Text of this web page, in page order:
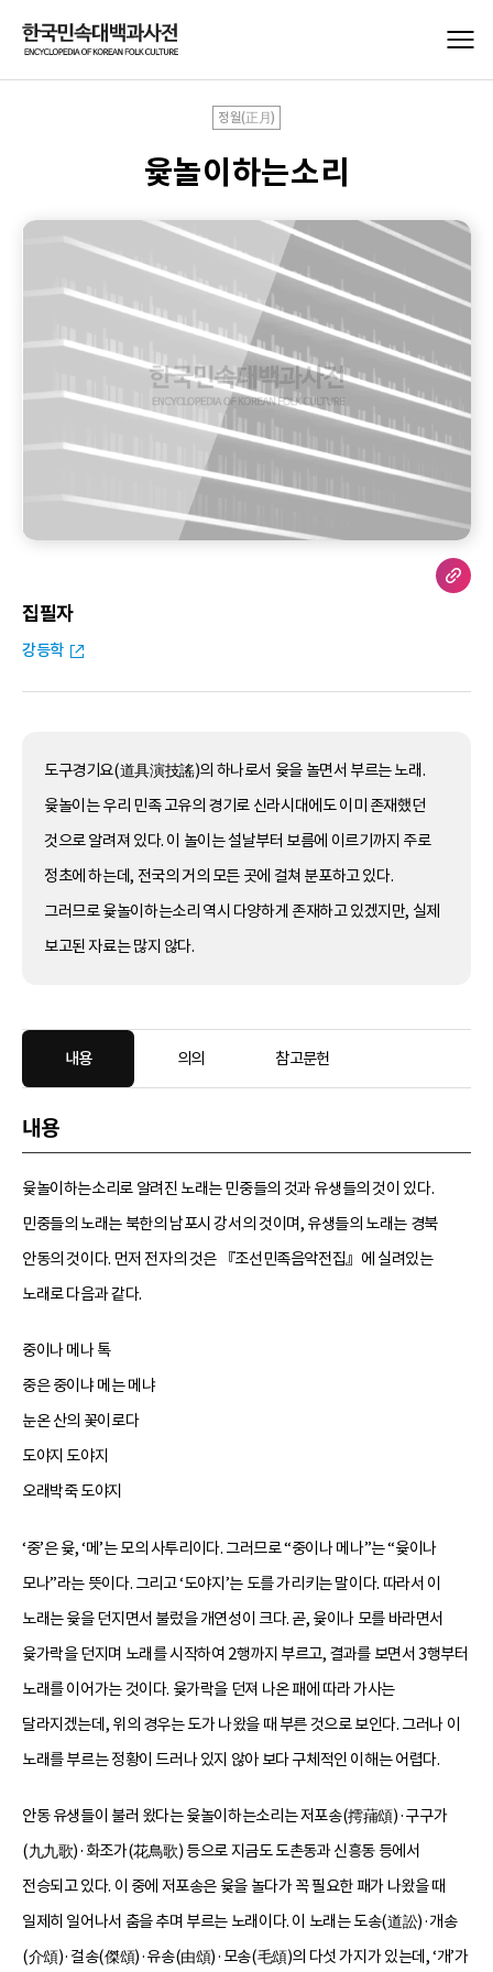
정월(正月)
윷놀이하는소리
집필자
강등학
도구경기요(道具演技謠)의 하나로서 윷을 놀면서 부르는 노래.
윷놀이는 우리 민족 고유의 경기로 신라시대에도 이미 존재했던
것으로 알려져 있다. 이 놀이는 설날부터 보름에 이르기까지 주로
정초에 하는데, 전국의 거의 모든 곳에 걸쳐 분포하고 있다.
그러므로 윷놀이하는소리 역시 다양하게 존재하고 있겠지만, 실제
보고된 자료는 많지 않다.
내용 의의 참고문헌
내용
윷놀이하는소리로 알려진 노래는 민중들의 것과 유생들의 것이 있다.
민중들의 노래는 북한의 남포시 강서의 것이며, 유생들의 노래는 경북
안동의 것이다. 먼저 전자의 것은 『조선민족음악전집』에 실려있는
노래로 다음과 같다.
중이나 메나 톡
중은 중이냐 메는 메냐
눈온 산의 꽃이로다
도야지 도야지
오래박죽 도야지
‘중’은 윷, ‘메’는 모의 사투리이다. 그러므로 “중이나 메나”는 “윷이나
모나”라는 뜻이다. 그리고 ‘도야지’는 도를 가리키는 말이다. 따라서 이
노래는 윷을 던지면서 불렀을 개연성이 크다. 곧, 윷이나 모를 바라면서
윷가락을 던지며 노래를 시작하여 2행까지 부르고, 결과를 보면서 3행부터
노래를 이어가는 것이다. 윷가락을 던져 나온 패에 따라 가사는
달라지겠는데, 위의 경우는 도가 나왔을 때 부른 것으로 보인다. 그러나 이
노래를 부르는 정황이 드러나 있지 않아 보다 구체적인 이해는 어렵다.
안동 유생들이 불러 왔다는 윷놀이하는소리는 저포송(摴蒱頌)·구구가
(九九歌)·화조가(花鳥歌) 등으로 지금도 도촌동과 신흥동 등에서
전승되고 있다. 이 중에 저포송은 윷을 놀다가 꼭 필요한 패가 나왔을 때
일제히 일어나서 춤을 추며 부르는 노래이다. 이 노래는 도송(道訟)·개송
(介頌)·걸송(傑頌)·유송(由頌)·모송(毛頌)의 다섯 가지가 있는데, ‘개’가